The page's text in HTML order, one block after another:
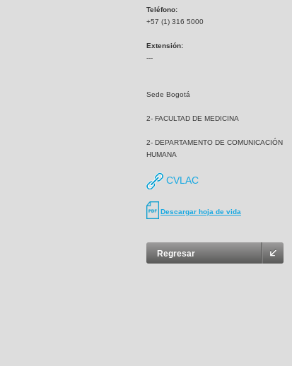
Teléfono:
+57 (1) 316 5000
Extensión:
---
Sede Bogotá
2- FACULTAD DE MEDICINA
2- DEPARTAMENTO DE COMUNICACIÓN
HUMANA
CVLAC
Descargar hoja de vida
Regresar